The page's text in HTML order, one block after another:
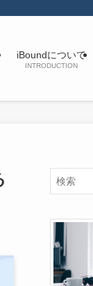
iBoundについて
INTRODUCTION